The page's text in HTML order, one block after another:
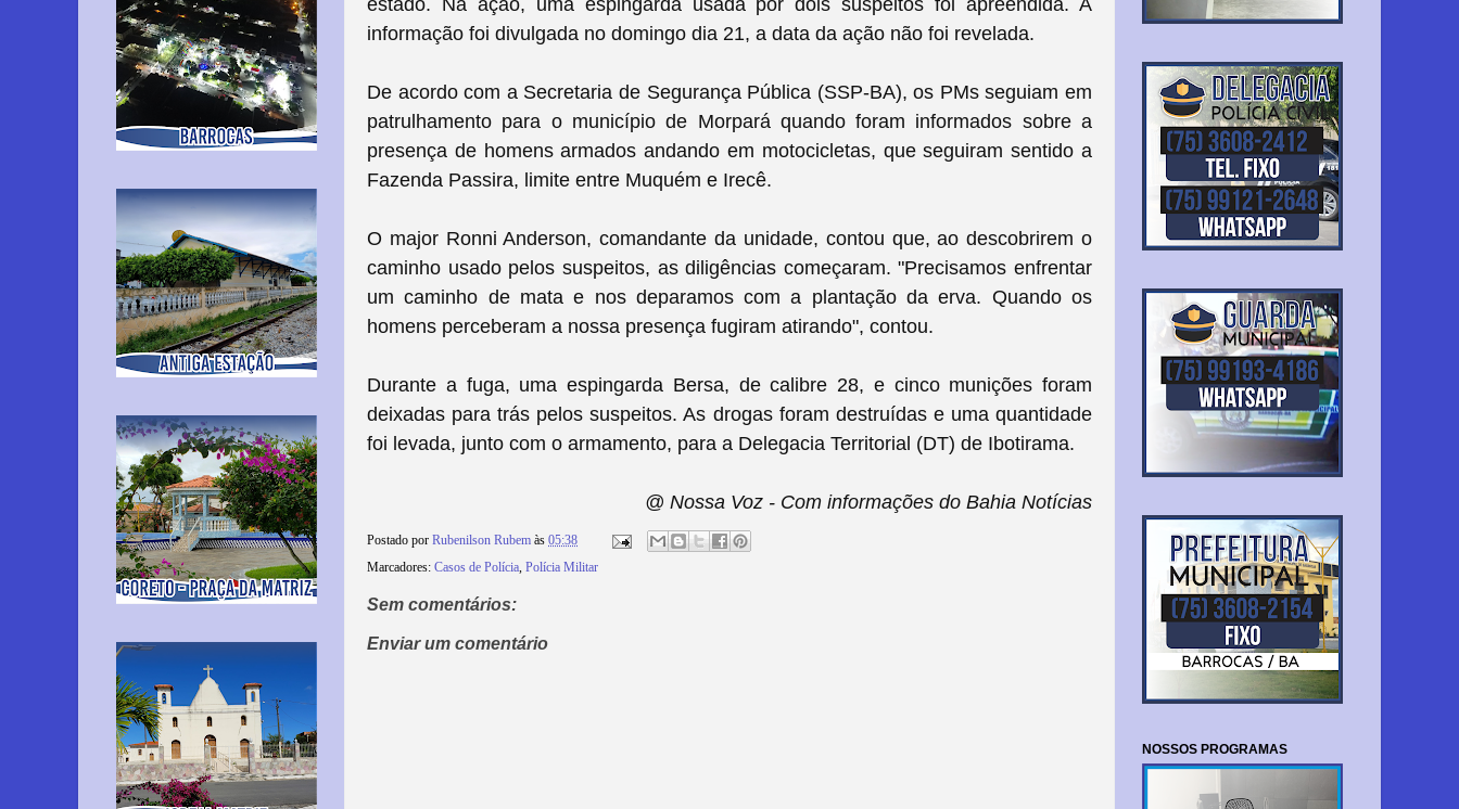
estado. Na ação, uma espingarda usada por dois suspeitos foi apreendida. A
informação foi divulgada no domingo dia 21, a data da ação não foi revelada.
De acordo com a Secretaria de Segurança Pública (SSP-BA), os PMs seguiam em
patrulhamento para o município de Morpará quando foram informados sobre a
presença de homens armados andando em motocicletas, que seguiram sentido a
Fazenda Passira, limite entre Muquém e Irecê.
O major Ronni Anderson,comandante da unidade, contou que, ao descobrirem o
caminho usado pelos suspeitos, as diligências começaram. "Precisamos enfrentar
um caminho de mata e nos deparamos com a plantação da erva. Quando os
homens perceberam a nossa presença fugiram atirando", contou.
Durante a fuga, uma espingarda Bersa, de calibre 28, e cinco munições foram
deixadas para trás pelos suspeitos. As drogas foram destruídas e uma quantidade
foi levada, junto com o armamento, para a Delegacia Territorial (DT) de Ibotirama.
@ Nossa Voz - Com informações do Bahia Notícias
Postado por Rubenilson Rubem às 05:38
Marcadores: Casos de Polícia, Polícia Militar
Sem comentários:
Enviar um comentário
NOSSOS PROGRAMAS